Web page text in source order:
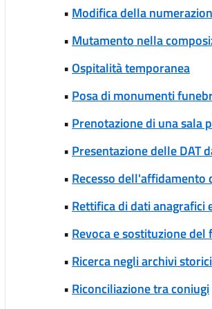
• Modifica della
• Mutamento nella
•Ospitalità temporanea
• Posa di monumenti
• Prenotazione di una sala
• Presentazione delle DAT
• Recesso dell'affidamento
• Rettifica di dati anagrafici
• Revoca e sostituzione
• Ricerca negli archivi storici
• Riconciliazione tra coniugi